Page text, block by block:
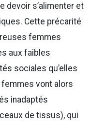
devoir s’alimenter et
Cette précarité
femmes
aux faibles
sociales qu’elles
vont alors
inadaptés
de tissus), qui